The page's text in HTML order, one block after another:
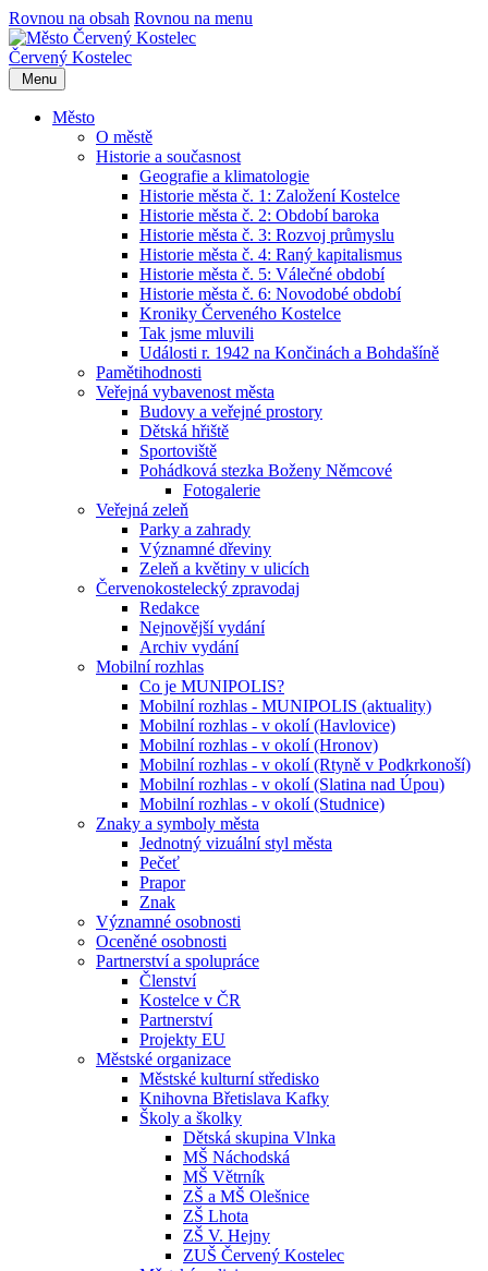
Rovnou na obsah Rovnou na menu
Červený Kostelec
Menu
Město
O městě
Historie a současnost
Geografie a klimatologie
Historie města č. 1: Založení Kostelce
Historie města č. 2: Období baroka
Historie města č. 3: Rozvoj průmyslu
Historie města č. 4: Raný kapitalismus
Historie města č. 5: Válečné období
Historie města č. 6: Novodobé období
Kroniky Červeného Kostelce
Tak jsme mluvili
Události r. 1942 na Končinách a Bohdašíně
Pamětihodnosti
Veřejná vybavenost města
Budovy a veřejné prostory
Dětská hřiště
Sportoviště
Pohádková stezka Boženy Němcové
Fotogalerie
Veřejná zeleň
Parky a zahrady
Významné dřeviny
Zeleň a květiny v ulicích
Červenokostelecký zpravodaj
Redakce
Nejnovější vydání
Archiv vydání
Mobilní rozhlas
Co je MUNIPOLIS?
Mobilní rozhlas - MUNIPOLIS (aktuality)
Mobilní rozhlas - v okolí (Havlovice)
Mobilní rozhlas - v okolí (Hronov)
Mobilní rozhlas - v okolí (Rtyně v Podkrkonoší)
Mobilní rozhlas - v okolí (Slatina nad Úpou)
Mobilní rozhlas - v okolí (Studnice)
Znaky a symboly města
Jednotný vizuální styl města
Pečeť
Prapor
Znak
Významné osobnosti
Oceněné osobnosti
Partnerství a spolupráce
Členství
Kostelce v ČR
Partnerství
Projekty EU
Městské organizace
Městské kulturní středisko
Knihovna Břetislava Kafky
Školy a školky
Dětská skupina Vlnka
MŠ Náchodská
MŠ Větrník
ZŠ a MŠ Olešnice
ZŠ Lhota
ZŠ V. Hejny
ZUŠ Červený Kostelec